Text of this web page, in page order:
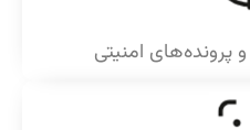
امنیتی